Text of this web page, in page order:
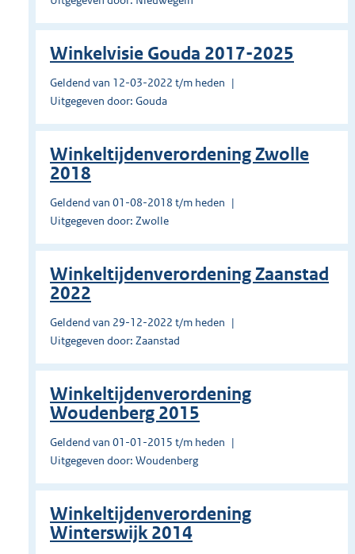
Winkelvisie Gouda 2017-2025
Geldend van 12-03-2022 t/m heden
Uitgegeven door: Gouda
Winkeltijdenverordening Zwolle
2018
Geldend van 01-08-2018 t/m heden
Uitgegeven door: Zwolle
Winkeltijdenverordening Zaanstad
2022
Geldend van 29-12-2022 t/m heden
Uitgegeven door: Zaanstad
Winkeltijdenverordening
Woudenberg 2015
Geldend van 01-01-2015 t/m heden
Uitgegeven door: Woudenberg
Winkeltijdenverordening
Winterswijk 2014